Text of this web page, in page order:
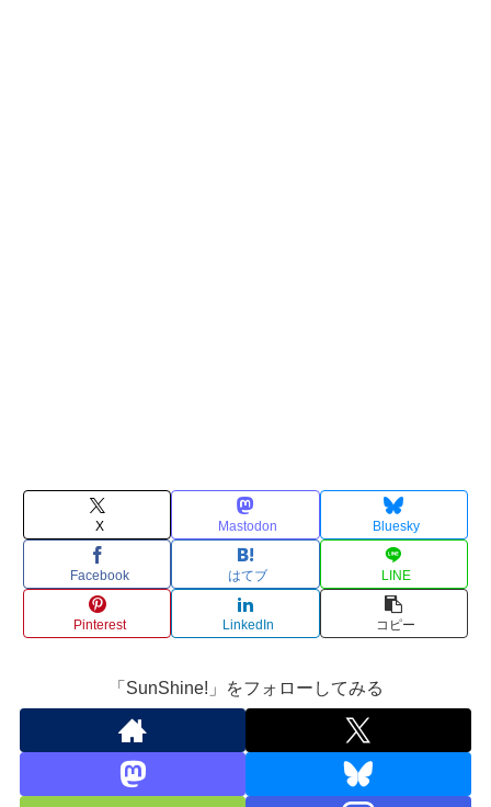
X Mastodon Bluesky
Facebook はてブ LINE
Pinterest LinkedIn コピー
「SunShine!」をフォローしてみる